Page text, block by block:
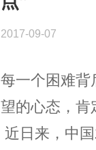
2017-09-07
每一个困难背
望的心态，肯
近日来，中